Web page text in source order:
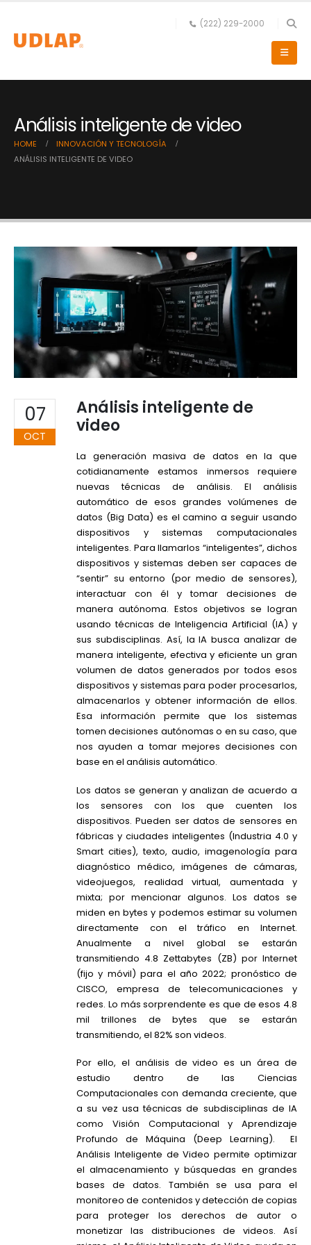
(222) 229-2000
Análisis inteligente de video
HOME
INNOVACIÓN Y TECNOLOGÍA
ANÁLISIS INTELIGENTE DE VIDEO
07
OCT
Análisis inteligente de
video
La generación masiva de datos en la que
cotidianamente estamos inmersos requiere
nuevas técnicas de análisis. El análisis
automático de esos grandes volúmenes de
datos (Big Data) es el camino a seguir usando
dispositivos y sistemas computacionales
inteligentes. Para llamarlos “inteligentes”, dichos
dispositivos y sistemas deben ser capaces de
“sentir” su entorno (por medio de sensores),
interactuar con él y tomar decisiones de
manera autónoma. Estos objetivos se logran
usando técnicas de Inteligencia Artificial (IA) y
sus subdisciplinas. Así, la IA busca analizar de
manera inteligente, efectiva y eficiente un gran
volumen de datos generados por todos esos
dispositivos y sistemas para poder procesarlos,
almacenarlos y obtener información de ellos.
Esa información permite que los sistemas
tomen decisiones autónomas o en su caso, que
nos ayuden a tomar mejores decisiones con
base en el análisis automático.
Los datos se generan y analizan de acuerdo a
los sensores con los que cuenten los
dispositivos. Pueden ser datos de sensores en
fábricas y ciudades inteligentes (Industria 4.0 y
Smart cities), texto, audio, imagenología para
diagnóstico médico, imágenes de cámaras,
videojuegos, realidad virtual, aumentada y
mixta; por mencionar algunos. Los datos se
miden en bytes y podemos estimar su volumen
directamente con el tráfico en Internet.
Anualmente a nivel global se estarán
transmitiendo 4.8 Zettabytes (ZB) por Internet
(fijo y móvil) para el año 2022; pronóstico de
CISCO, empresa de telecomunicaciones y
redes. Lo más sorprendente es que de esos 4.8
mil trillones de bytes que se estarán
transmitiendo, el 82% son videos.
Por ello, el análisis de video es un área de
estudio dentro de las Ciencias
Computacionales con demanda creciente, que
a su vez usa técnicas de subdisciplinas de IA
como Visión Computacional y Aprendizaje
Profundo de Máquina (Deep Learning). El
Análisis Inteligente de Video permite optimizar
el almacenamiento y búsquedas en grandes
bases de datos. También se usa para el
monitoreo de contenidos y detección de copias
para proteger los derechos de autor o
monetizar las distribuciones de videos. Así